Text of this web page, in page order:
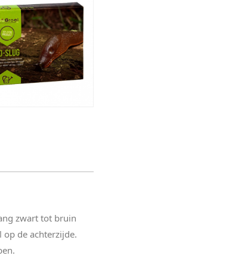
zwart tot bruin
de achterzijde.